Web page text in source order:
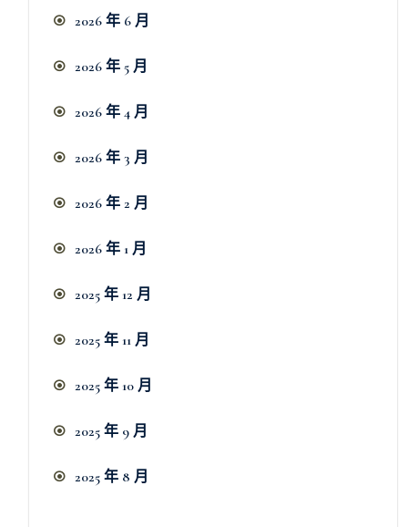
2026 年 6 月
2026 年 5 月
2026 年 4 月
2026 年 3 月
2026 年 2 月
2026 年 1 月
2025 年 12 月
2025 年 11 月
2025 年 10 月
2025 年 9 月
2025 年 8 月